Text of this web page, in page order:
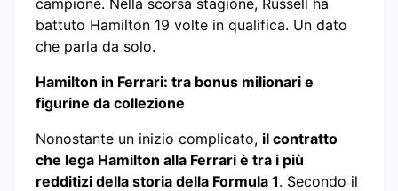
campione. Nella scorsa stagione, Russell ha
battuto Hamilton 19 volte in qualifica. Un dato
che parla da solo.
Hamilton in Ferrari: tra bonus milionari e
figurine da collezione
Nonostante un inizio complicato, il contratto
che lega Hamilton alla Ferrari è tra i più
redditizi della storia della Formula 1. Secondo il